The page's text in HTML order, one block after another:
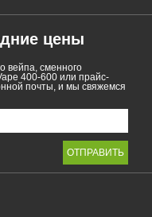
цены
вейпа, сменного
400-600 или прайс-
почты, и мы свяжемся